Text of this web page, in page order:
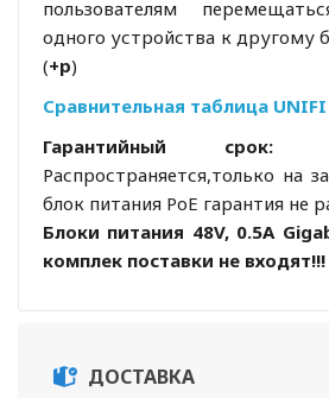
пользователям
одного устройства к другому
(+р)
Сравнительная таблица UNIFI
Гарантийный срок:
Распространяется,только на
блок питания PoE гарантия не
Блоки питания 48V, 0.5A
комплек поставки не входят!!!
ДОСТАВКА